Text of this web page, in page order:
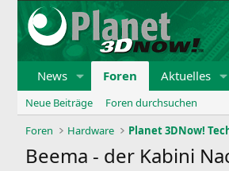
News Foren Aktuelles
Neue Beiträge
Foren durchsuchen
Foren
Hardware Planet 3DNow!
Beema - der Kabini